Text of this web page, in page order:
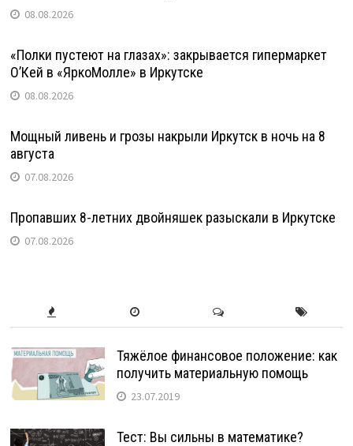
08.08.2026
«Полки пустеют на глазах»: закрывается гипермаркет
О’Кей в «ЯркоМолле» в Иркутске
08.08.2026
Мощный ливень и грозы накрыли Иркутск в ночь на 8
августа
07.08.2026
Пропавших 8-летних двойняшек разыскали в Иркутске
07.08.2026
Тяжёлое финансовое положение: как
получить материальную помощь
23.07.2019
Тест: Вы сильны в математике?